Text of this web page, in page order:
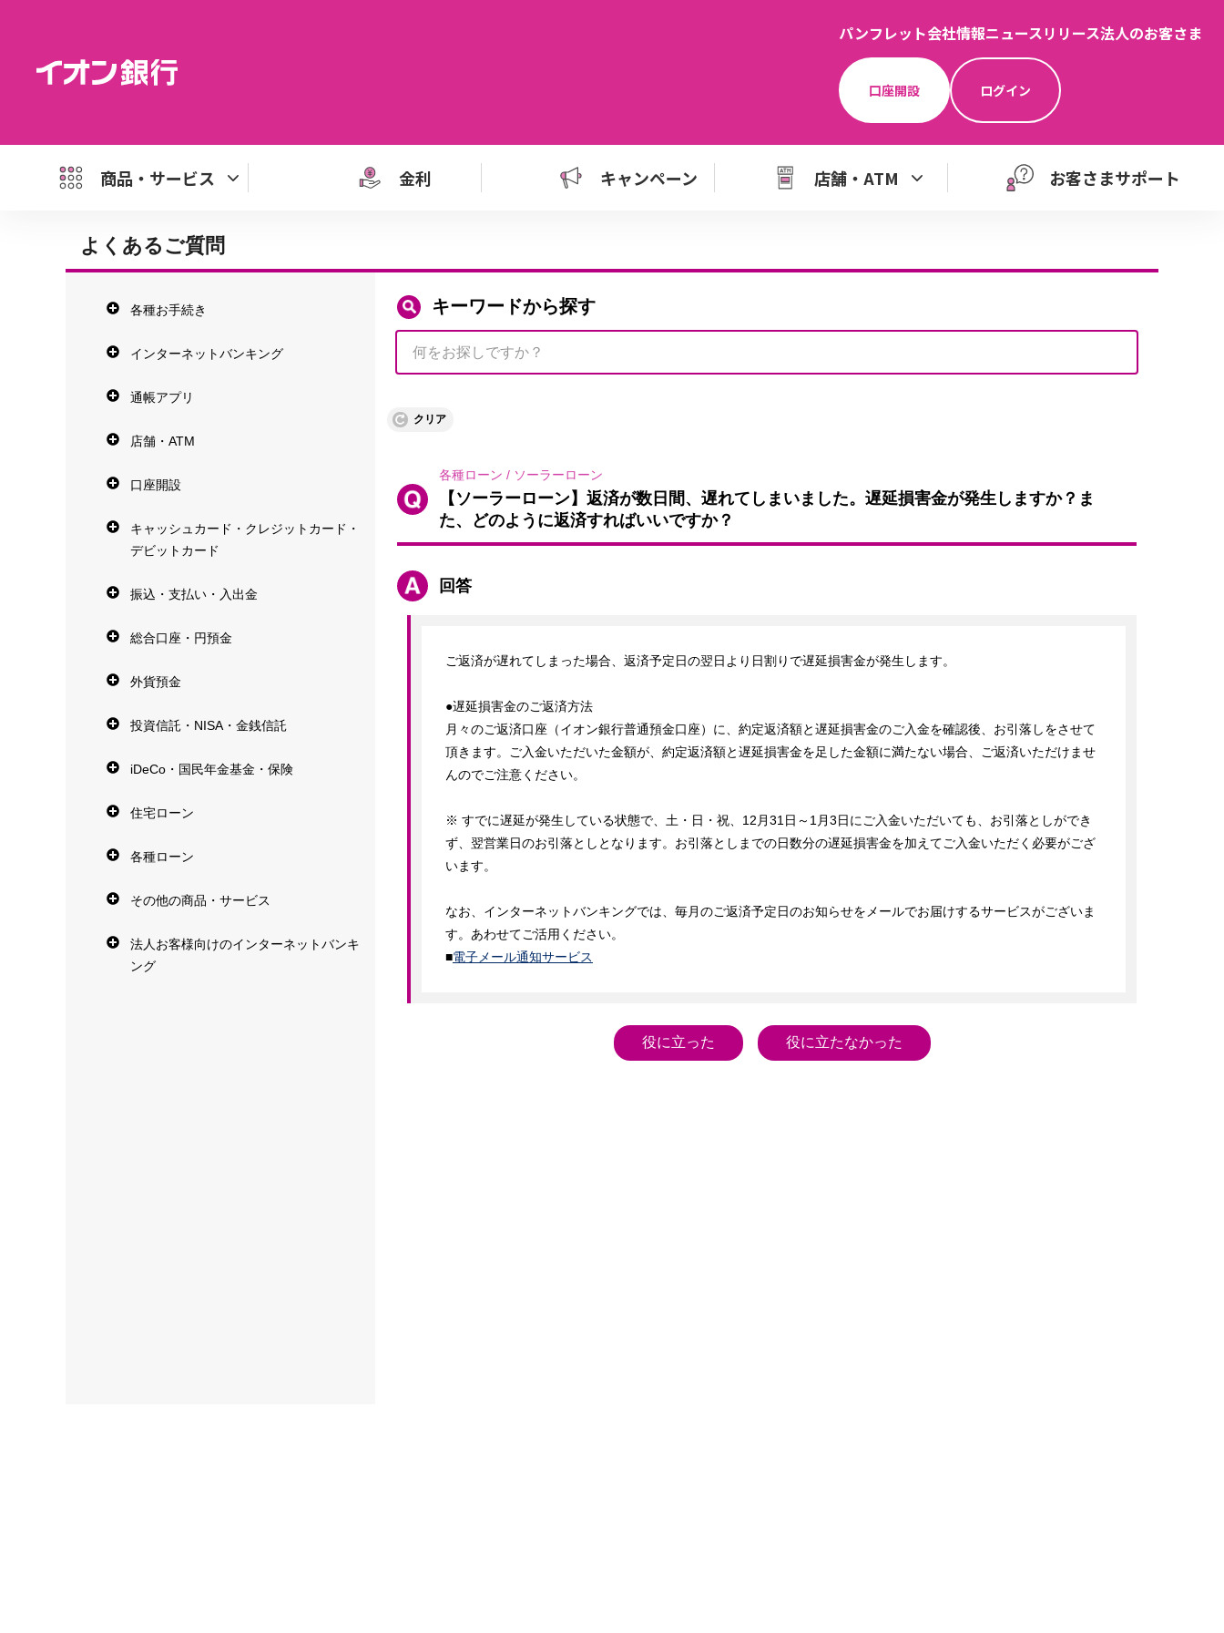
パンフレット会社情報ニュースリリース法人のお客さま
口座開設 ログイン
商品・サービス 金利 キャンペーン 店舗・ATM お客さまサポート
よくあるご質問
各種お手続き
インターネットバンキング
通帳アプリ
店舗・ATM
口座開設
キャッシュカード・クレジットカード・
デビットカード
振込・支払い・入出金
総合口座・円預金
外貨預金
投資信託・NISA・金銭信託
iDeCo・国民年金基金・保険
住宅ローン
各種ローン
その他の商品・サービス
法人お客様向けのインターネットバンキ
ング
キーワードから探す
クリア
各種ローン / ソーラーローン
【ソーラーローン】返済が数日間、遅れてしまいました。遅延損害金が発生しますか？ま
た、どのように返済すればいいですか？
回答
ご返済が遅れてしまった場合、返済予定日の翌日より日割りで遅延損害金が発生します。
●遅延損害金のご返済方法
月々のご返済口座（イオン銀行普通預金口座）に、約定返済額と遅延損害金のご入金を確認後、お引落しをさせて
頂きます。ご入金いただいた金額が、約定返済額と遅延損害金を足した金額に満たない場合、ご返済いただけませ
んのでご注意ください。
※ すでに遅延が発生している状態で、土・日・祝、12月31日～1月3日にご入金いただいても、お引落としができ
ず、翌営業日のお引落としとなります。お引落としまでの日数分の遅延損害金を加えてご入金いただく必要がござ
います。
なお、インターネットバンキングでは、毎月のご返済予定日のお知らせをメールでお届けするサービスがございま
す。あわせてご活用ください。
■電子メール通知サービス
役に立った 役に立たなかった